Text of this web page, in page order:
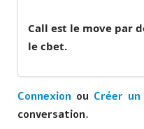
Call est le move par
le cbet.
Connexion ou Créer
conversation.